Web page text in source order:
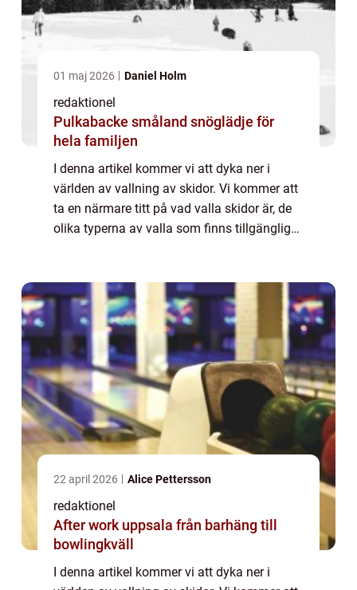
01 maj 2026 Daniel Holm
redaktionel
Pulkabacke småland snöglädje för
hela familjen
I denna artikel kommer vi att dyka ner i
världen av vallning av skidor. Vi kommer att
ta en närmare titt på vad valla skidor är, de
olika typerna av valla som finns tillgängliga,
22 april 2026 Alice Pettersson
redaktionel
After work uppsala från barhäng till
bowlingkväll
I denna artikel kommer vi att dyka ner i